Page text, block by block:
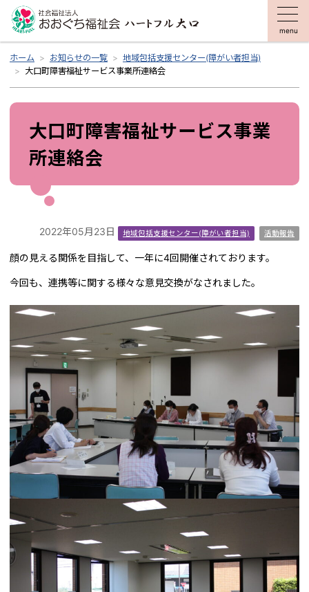
menu
ホーム お知らせの一覧
地域包括支援センター(障がい者担当)
大口町障害福祉サービス事業所連絡会
大口町障害福祉サービス事業
所連絡会
2022年05月23日 地域包括支援センター(障がい者担当) 活動報告
顔の見える関係を目指して、一年に4回開催されております。
今回も、連携等に関する様々な意見交換がなされました。